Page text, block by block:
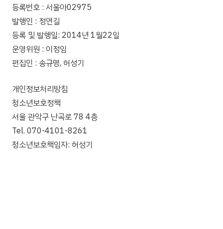
등록번호 : 서울아02975
발행인 : 정연길
등록 및 발행일: 2014년 1월22일
운영위원 : 이정임
편집인 : 송규명, 허성기
개인정보처리방침
청소년보호정책
서울 관악구 난곡로 78 4층
Tel. 070-4101-8261
청소년보호책임자: 허성기